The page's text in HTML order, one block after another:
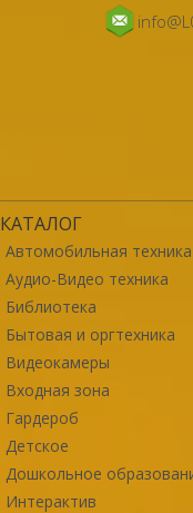
КАТАЛОГ
Автомобильная
Аудио-Видео техника
Библиотека
Бытовая и оргтехника
Видеокамеры
Входная зона
Гардероб
Детское
Дошкольное
Интерактив